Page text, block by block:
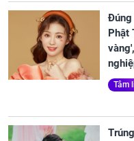
Đúng
Phật
Tâm